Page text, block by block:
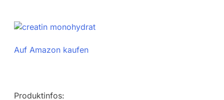
Auf Amazon kaufen
Produktinfos: